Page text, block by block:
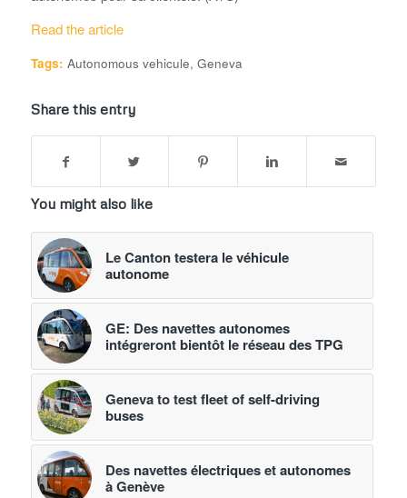
Read the article
Tags: Autonomous vehicule, Geneva
Share this entry
You might also like
Le Canton testera le véhicule
autonome
GE: Des navettes autonomes
intégreront bientôt le réseau des TPG
Geneva to test fleet of self-driving
buses
Des navettes électriques et autonomes
à Genève